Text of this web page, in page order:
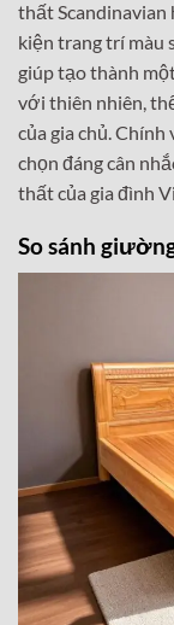
thất Scandinavian
kiện trang trí màu
giúp tạo thành
với thiên nhiên,
của gia chủ. Chính
chọn đáng cân
thất của gia đình
So sánh